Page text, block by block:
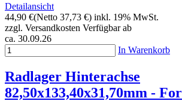
Detailansicht
44,90 €(Netto 37,73 €) inkl. 19% MwSt.
zzgl. Versandkosten Verfügbar ab
ca. 30.09.26
In Warenkorb
Radlager Hinterachse
82,50x133,40x31,70mm -